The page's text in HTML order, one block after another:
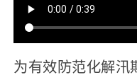
为有效防范化解汛